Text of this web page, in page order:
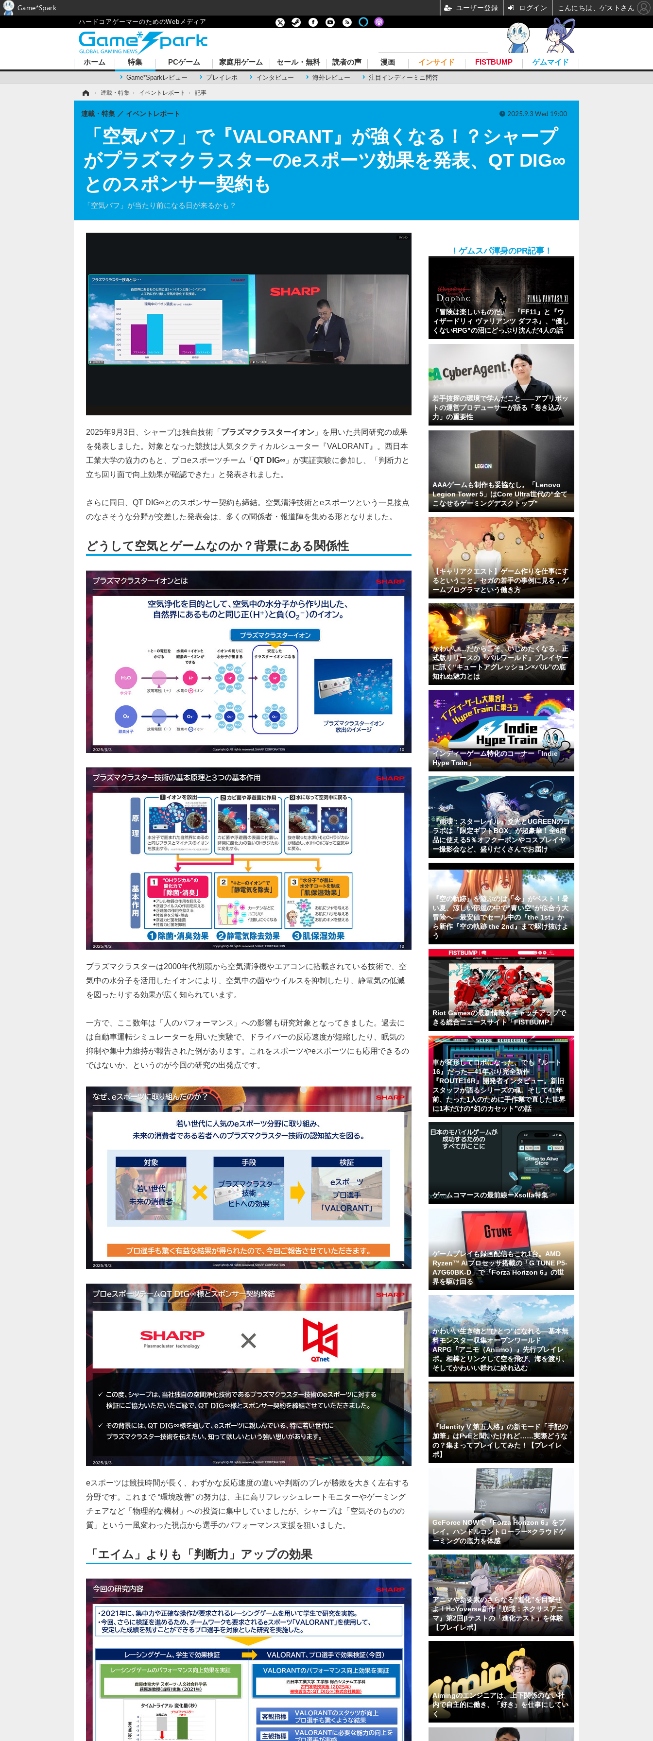
ハードコアゲーマーのためのWebメディア
ホーム 特集
Game*Sparkレビュー プレイレポ インタビュー 海外レビュー 注目インディーミニ問答
PCゲーム 家庭用ゲーム セール・無料 読者の声 漫画 インサイド FISTBUMP ゲムマイド
› 連載・特集 › イベントレポート › 記事
「空気バフ」で『VALORANT』が強くなる！？シャープ
がプラズマクラスターのeスポーツ効果を発表、QT DIG∞
とのスポンサー契約も
「空気バフ」が当たり前になる日が来るかも？
連載・特集 イベントレポート 2025.9.3 Wed 19:00
2025年9月3日、シャープは独自技術「プラズマクラスターイオン 」を用いた共同研究の成果
を発表しました。対象となった競技は人気タクティカルシューター『VALORANT』。西日本
工業大学の協力のもと、プロeスポーツチーム「QT DIG∞ 」が実証実験に参加し、「判断力と
立ち回り面で向上効果が確認できた」と発表されました。
さらに同日、QT DIG∞とのスポンサー契約も締結。空気清浄技術とeスポーツという一見接点
のなさそうな分野が交差した発表会は、多くの関係者・報道陣を集める形となりました。
どうして空気とゲームなのか？背景にある関係性
プラズマクラスターは2000年代初頭から空気清浄機やエアコンに搭載されている技術で、空
気中の水分子を活用したイオンにより、空気中の菌やウイルスを抑制したり、静電気の低減
を図ったりする効果が広く知られています。
一方で、ここ数年は「人のパフォーマンス」への影響も研究対象となってきました。過去に
は自動車運転シミュレーターを用いた実験で、ドライバーの反応速度が短縮したり、眠気の
抑制や集中力維持が報告された例があります。これをスポーツやeスポーツにも応用できるの
ではないか、というのが今回の研究の出発点です。
eスポーツは競技時間が長く、わずかな反応速度の違いや判断のブレが勝敗を大きく左右する
分野です。これまで “環境改善” の努力は、主に高リフレッシュレートモニターやゲーミング
チェアなど「物理的な機材」への投資に集中していましたが、シャープは「空気そのものの
質」という一風変わった視点から選手のパフォーマンス支援を狙いました。
「エイム」よりも「判断力」アップの効果
！ゲムスパ渾身のPR記事！
「冒険は楽しいものだ」 ─『FF11』と『ウ
ィザードリィ ヴァリアンツ ダフネ』、"優し
くないRPG"の沼にどっぷり沈んだ4人の話
若手抜擢の環境で学んだこと――アプリボッ
トの運営プロデューサーが語る「巻き込み
力」の重要性
AAAゲームも制作も妥協なし。「Lenovo
Legion Tower 5」はCore Ultra世代の“全て
こなせるゲーミングデスクトップ”
【キャリアクエスト】ゲーム作りを仕事にす
るということ。セガの若手の事例に見る，ゲ
ームプログラマという働き方
かわいい…だからこそ、いじめたくなる。正
式版リリースの『パルワールド』プレイヤー
に訊く“キュートアグレッション×パル”の底
知れぬ魅力とは
インディーゲーム特化のコーナー「Indie
Hype Train」
『崩壊：スターレイル』爻光とUGREENのコ
ラボは「限定ギフトBOX」が超豪華！全6商
品に使える5％オフクーポンやコスプレイヤ
ー撮影会など、盛りだくさんでお届け
『空の軌跡』を遊ぶのは「今」がベスト！暑
い夏、涼しい部屋の中で“青い空”が似合う大
冒険へ―最安値でセール中の『the 1st』か
ら新作『空の軌跡 the 2nd』まで駆け抜けよ
う
Riot Gamesの最新情報をキャッチアップで
きる総合ニュースサイト「FISTBUMP」
車が変形してロボになった、でも『ルート
16』だった―41年ぶり完全新作
『ROUTE16R』開発者インタビュー。新旧
スタッフが語るシリーズの魂。そして41年
前、たった1人のために手作業で直した世界
に1本だけの“幻のカセット”の話
ゲームコマースの最前線ーXsolla特集
ゲームプレイも録画配信もこれ1台。AMD
Ryzen™ AIプロセッサ搭載の「G TUNE P5-
A7G60BK-D」で『Forza Horizon 6』の世
界を駆け回る
かわいい生き物と"ひとつ"になれる―基本無
料モンスター収集オープンワールド
ARPG『アニモ（Aniimo）』先行プレイレ
ポ。相棒とリンクして空を飛び、海を渡り、
そしてかわいい群れに紛れ込む
『Identity V 第五人格』の新モード「手記の
加筆」はPvEと聞いたけれど……実際どうな
の？集まってプレイしてみた！【プレイレ
ポ】
GeForce NOWで『Forza Horizon 6』をプ
レイ。ハンドルコントローラー×クラウドゲ
ーミングの底力を体感
アニマや新要素のさらなる“進化”を目撃せ
よ！HoYoverse新作『崩壊：ネクサスアニ
マ』第2回βテストの「進化テスト」を体験
【プレイレポ】
Aimingのエンジニアは、上下関係のない社
内で自主的に働き、「好き」を仕事にしてい
く
Game*Spark ユーザー登録 ログイン こんにちは、ゲストさん